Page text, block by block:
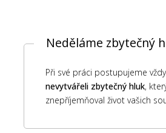
Neděláme zbytečný
Při své práci postupujeme
nevytvářeli zbytečný hluk,
znepříjemňoval život vašich